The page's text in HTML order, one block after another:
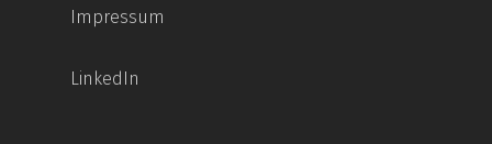
Impressum
LinkedIn